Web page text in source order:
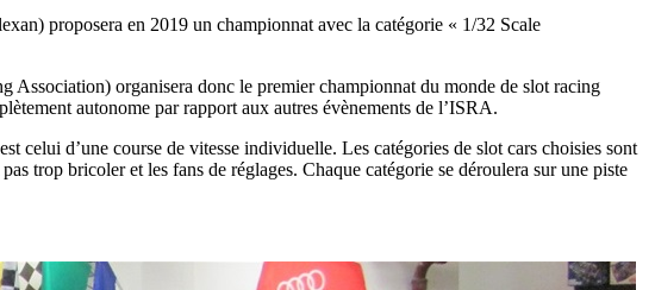
proposera en 2019 un championnat avec la catégorie « 1/32 Scale
Association) organisera donc le premier championnat du monde de slot racing
autonome par rapport aux autres évènements de l’ISRA.
d’une course de vitesse individuelle. Les catégories de slot cars choisies sont
trop bricoler et les fans de réglages. Chaque catégorie se déroulera sur une piste